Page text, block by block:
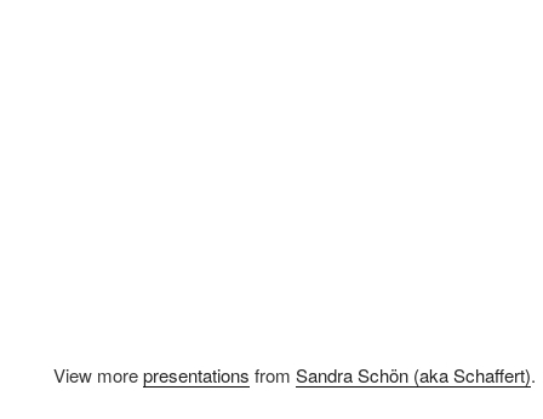
View morepresentations from Sandra Schön (aka Schaffert).